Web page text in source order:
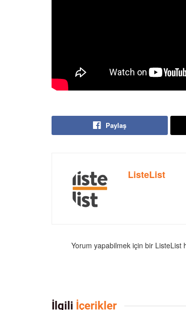
Paylaş
ListeList
Yorum yapabilmek için bir ListeList
İlgili İçerikler